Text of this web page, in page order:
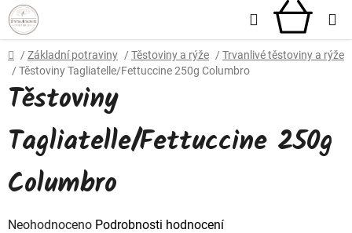
Přejít
na
obsah
Hledat
Domů
/ Základní potraviny / Těstoviny a rýže / Trvanlivé těstoviny a rýže
/ Těstoviny Tagliatelle/Fettuccine 250g Columbro
Těstoviny
Tagliatelle/Fettuccine 250g
Columbro
Průměrné
Neohodnoceno Podrobnosti hodnocení